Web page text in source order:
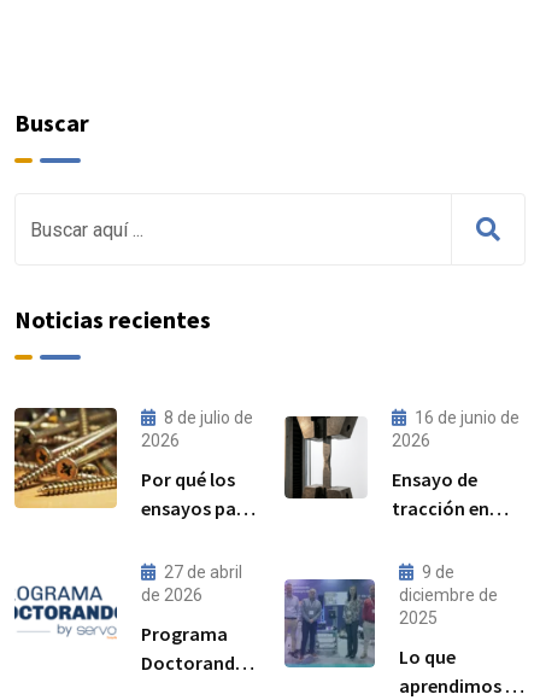
Buscar
Noticias recientes
8 de julio de
2026
Por qué los
ensayos par–
cada vez más
importantes
para el
rendimiento
16 de junio de
2026
Ensayo de
tracción en
procedimiento,
norma ISO
6892-1 y
resultados
esperados
27 de abril
de 2026
Programa
Doctorandos
9 de
diciembre de
2025
Lo que
aprendimos en